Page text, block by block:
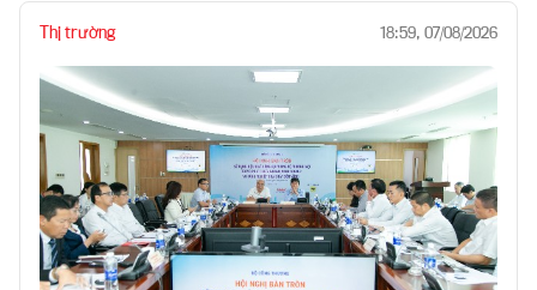
Thị trường 18:59, 07/08/2026